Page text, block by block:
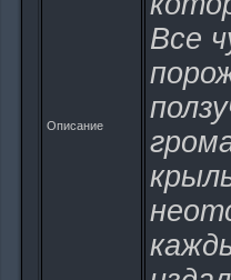
Описание
Все